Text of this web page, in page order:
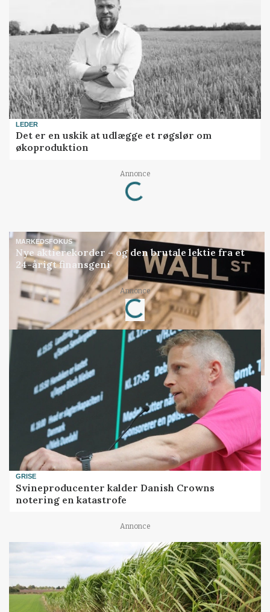
LEDER
Det er en uskik at udlægge et røgslør om
økoproduktion
Annonce
Loading...
MARKEDSFOKUS
Nye aktierekorder – og den brutale lektie fra et
24-årigt finansgeni
Annonce
Loading...
GRISE
Svineproducenter kalder Danish Crowns
notering en katastrofe
Annonce